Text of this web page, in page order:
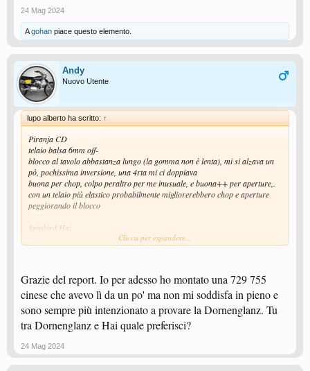
24 Mag 2024
Agohan piace questo elemento.
Andy
Nuovo Utente
lupo alberto ha scritto: ↑
Piranja CD
telaio balsa 6mm off-
blocco al tavolo abbastanza lungo (la gomma non è lenta), mi si alzava un
pò, pochissima inversione, una 4rta mi ci doppiava
buona per chop, colpo peraltro per me inusuale, e buona++ per aperture,.
con un telaio più elastico probabilmente migliorerebbero chop e aperture
peggiorando il blocco
Spinlord Hai
Clicca per espandere...
Grazie del report. Io per adesso ho montato una 729 755
cinese che avevo lì da un po' ma non mi soddisfa in pieno e
sono sempre più intenzionato a provare la Dornenglanz. Tu
tra Dornenglanz e Hai quale preferisci?
24 Mag 2024